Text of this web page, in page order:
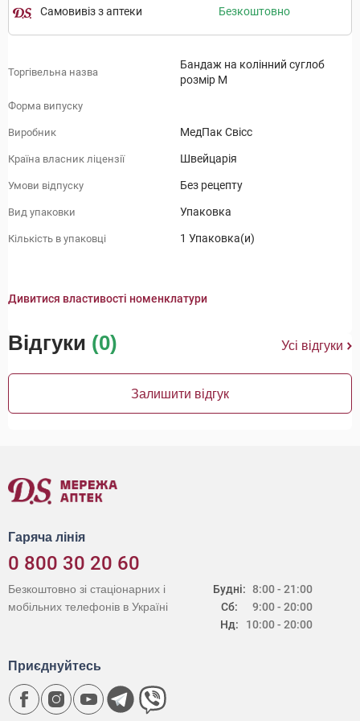
Самовивіз з аптеки Безкоштовно
Торгівельна назва
Бандаж на колінний суглоб
розмір М
Форма випуску
Виробник МедПак Свісс
Країна власник ліцензії Швейцарія
Умови відпуску Без рецепту
Вид упаковки Упаковка
Кількість в упаковці 1 Упаковка(и)
Дивитися властивості номенклатури
Відгуки (0) Усі відгуки
Залишити відгук
Гаряча лінія
0 800 30 20 60
Будні:
Сб:
Нд:
8:00 - 21:00
9:00 - 20:00
10:00 - 20:00
Безкоштовно зі стаціонарних і
мобільних телефонів в Україні
Приєднуйтесь